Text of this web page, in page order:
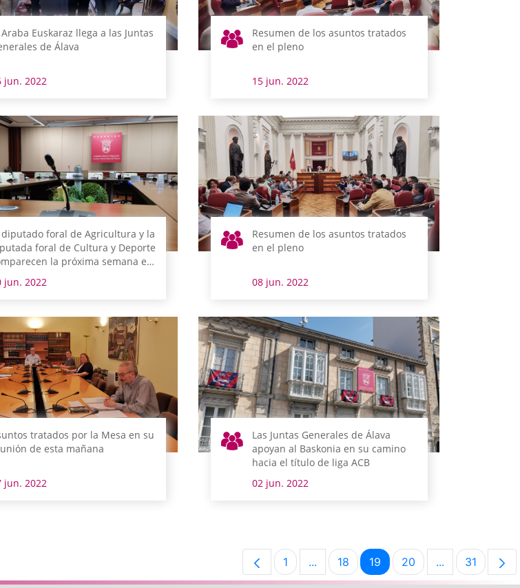
Araba Euskaraz llega a las Juntas
de Álava
jun. 2022
Resumen de los asuntos tratados
en el pleno
15 jun. 2022
diputado foral de Agricultura y la
foral de Cultura y Deporte
la próxima semana en
jun. 2022
Resumen de los asuntos tratados
en el pleno
08 jun. 2022
tratados por la Mesa en su
de esta mañana
jun. 2022
Las Juntas Generales de Álava
apoyan al Baskonia en su camino
hacia el título de liga ACB
02 jun. 2022
Página
1 ...Páginas intermedias Use TAB para
Página
18 Página
19 Página
20 ...PáginasPágina
31